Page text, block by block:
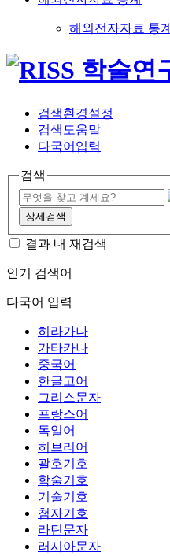
해외전자자료 통계
검색환경설정
검색도움말
다국어입력
검색
상세검색
결과 내 재검색
인기 검색어
다국어 입력
히라가나
가타카나
중국어
한글고어
그리스문자
프랑스어
독일어
히브리어
괄호기호
학술기호
기술기호
첨자기호
라틴문자
러시아문자